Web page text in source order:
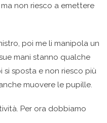
non riesco a emettere
poi me li manipola un
mani stanno qualche
si sposta e non riesco più
muovere le pupille.
Per ora dobbiamo